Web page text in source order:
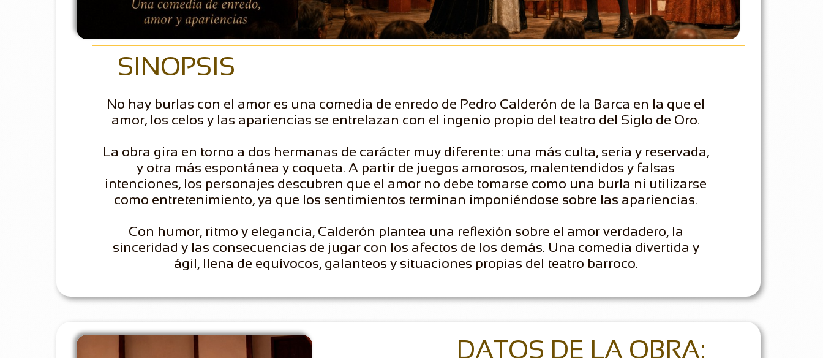
No hay burlas con el amor es una comedia de enredo de Pedro Calderón de la Barca en la que el
amor, los celos y las apariencias se entrelazan con el ingenio propio del teatro del Siglo de Oro.
La obra gira en torno a dos hermanas de carácter muy diferente: una más culta, seria y reservada,
y otra más espontánea y coqueta. A partir de juegos amorosos, malentendidos y falsas
intenciones, los personajes descubren que el amor no debe tomarse como una burla ni utilizarse
como entretenimiento, ya que los sentimientos terminan imponiéndose sobre las apariencias.
Con humor, ritmo y elegancia, Calderón plantea una reflexión sobre el amor verdadero, la
sinceridad y las consecuencias de jugar con los afectos de los demás. Una comedia divertida y
ágil, llena de equívocos, galanteos y situaciones propias del teatro barroco.
SINOPSIS
DATOS DE LA OBRA: